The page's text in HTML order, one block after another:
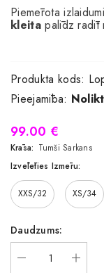
Piemērota
kleitapalīdz radīt
Produkta kods:
Pieejamība:
99.00 €
Krāsa: Tumši Sarkans
Izvēlēties Izmēru:
XXS/32 XS/34
Daudzums: